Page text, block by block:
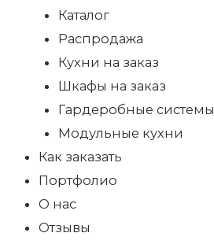
Каталог
Распродажа
Кухни на заказ
Шкафы на заказ
Гардеробные системы
Модульные кухни
Как заказать
Портфолио
О нас
Отзывы